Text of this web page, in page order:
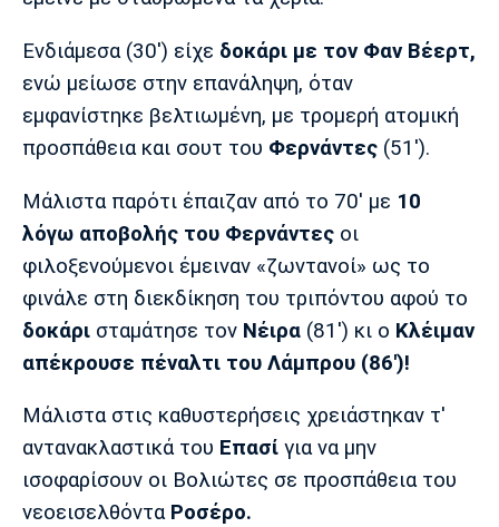
Μπορούσια
Παρί Σεν
Ζερμέν
Μαρσέιγ
Μονακό
Ερυθρός
Αστέρας
Τότεναμ
Πόρτο Μπενφίκα
Ενδιάμεσα (30') είχε δοκάρι με τον Φαν Βέερτ,
ενώ μείωσε στην επανάληψη, όταν
εμφανίστηκε βελτιωμένη, με τρομερή ατομική
προσπάθεια και σουτ του Φερνάντες (51').
Μάλιστα παρότι έπαιζαν από το 70' με 10
λόγω αποβολής του Φερνάντες οι
φιλοξενούμενοι έμειναν «ζωντανοί» ως το
φινάλε στη διεκδίκηση του τριπόντου αφού το
δοκάρι σταμάτησε τον Νέιρα (81') κι ο Κλέιμαν
απέκρουσε πέναλτι του Λάμπρου (86')!
Μάλιστα στις καθυστερήσεις χρειάστηκαν τ'
αντανακλαστικά του Επασί για να μην
ισοφαρίσουν οι Βολιώτες σε προσπάθεια του
νεοεισελθόντα Ροσέρο.